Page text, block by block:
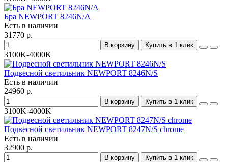
Бра NEWPORT 8246N/A
Есть в наличии
31770 р.
В корзину Купить в 1 клик
3100K-4000K
Подвесной светильник NEWPORT 8246N/S
Есть в наличии
24960 р.
В корзину Купить в 1 клик
3100K-4000K
Подвесной светильник NEWPORT 8247N/S chrome
Есть в наличии
32900 р.
В корзину Купить в 1 клик